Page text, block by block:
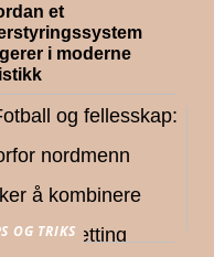
et
i moderne
OG TRIKS